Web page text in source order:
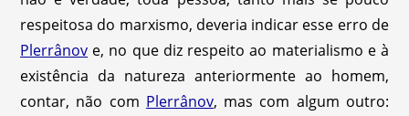
respeitosa do marxismo, deveria indicar esse erro de
Plerrânov e, no que diz respeito ao materialismo e à
existência da natureza anteriormente ao homem,
contar, não com Plerrânov, mas com algum outro: